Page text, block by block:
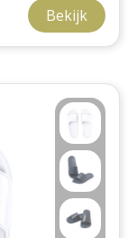
Bekijk